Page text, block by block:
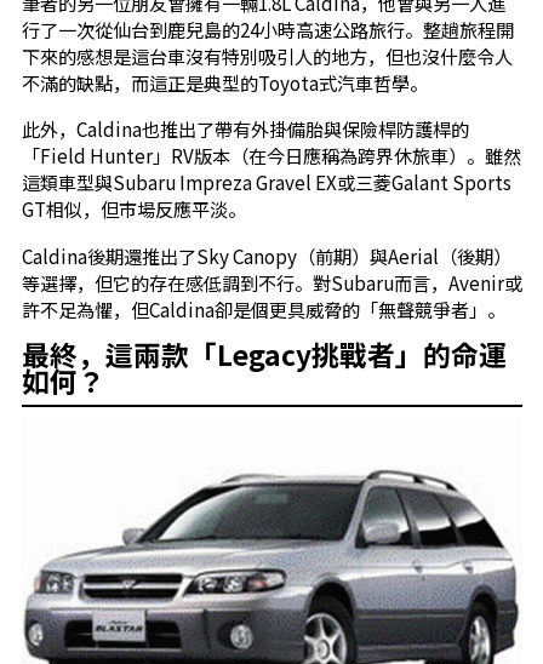
行了一次從仙台到鹿兒島的24小時高速公路旅行。整趟旅程開
下來的感想是這台車沒有特別吸引人的地方，但也沒什麼令人
不滿的缺點，而這正是典型的Toyota式汽車哲學。
此外，Caldina也推出了帶有外掛備胎與保險桿防護桿的
「Field Hunter」RV版本（在今日應稱為跨界休旅車）。雖然
這類車型與Subaru Impreza Gravel EX或三菱Galant Sports
GT相似，但市場反應平淡。
Caldina後期還推出了Sky Canopy（前期）與Aerial（後期）
等選擇，但它的存在感低調到不行。對Subaru而言，Avenir或
許不足為懼，但Caldina卻是個更具威脅的「無聲競爭者」。
最終，這兩款「Legacy挑戰者」的命運
如何？